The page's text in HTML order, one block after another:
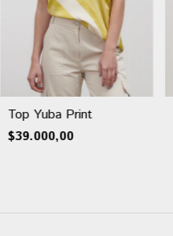
Top Yuba Print
$39.000,00